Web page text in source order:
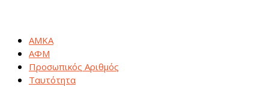
ΑΜΚΑ
ΑΦΜ
Προσωπικός Αριθμός
Ταυτότητα